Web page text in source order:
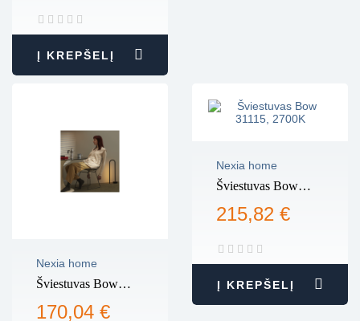
Į KREPŠELĮ
Nexia home
Šviestuvas Bow
170,04 €
Nexia home
Šviestuvas Bow
215,82 €
Į KREPŠELĮ